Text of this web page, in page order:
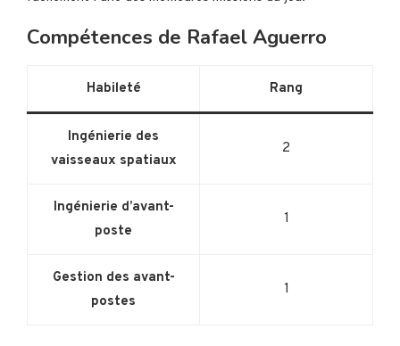
Compétences de Rafael Aguerro
Habileté Rang
Ingénierie des
vaisseaux spatiaux
2
Ingénierie d’avant-
poste
1
Gestion des avant-
postes
1